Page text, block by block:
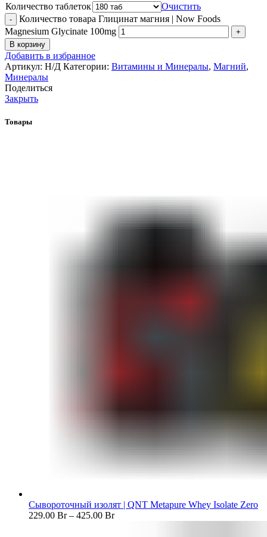
Количество таблеток
Очистить
Количество товара Глицинат магния | Now Foods
Magnesium Glycinate 100mg
В корзину
Добавить в избранное
Артикул: Н/Д Категории: Витамины и Минералы, Магний,
Минералы
Поделиться
Закрыть
Товары
Сывороточный изолят | QNT Metapure Whey Isolate Zero
229.00 Br– 425.00 Br